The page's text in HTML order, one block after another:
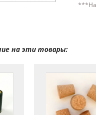
на эти товары: